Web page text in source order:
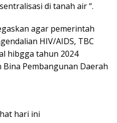
di tanah air “.
agar pemerintah
HIV/AIDS, TBC
hibgga tahun 2024
Pembangunan Daerah
hari ini